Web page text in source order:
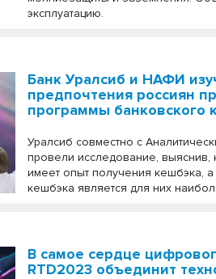
эксплуатацию.
Банк Уралсиб и НАФИ
предпочтения россиян
программы банковского
Уралсиб совместно с
провели исследование, выяснив,
имеет опыт получения кешбэка,
кешбэка является для них
В самое сердце
RTD2023 объединит